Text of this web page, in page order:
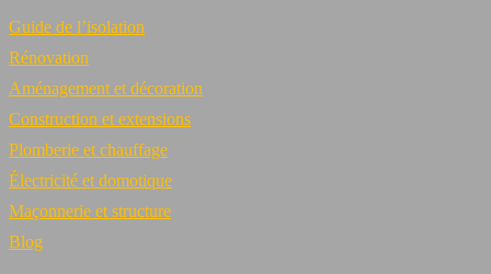
Guide de l’isolation
Rénovation
Aménagement et décoration
Construction et extensions
Plomberie et chauffage
Électricité et domotique
Maçonnerie et structure
Blog